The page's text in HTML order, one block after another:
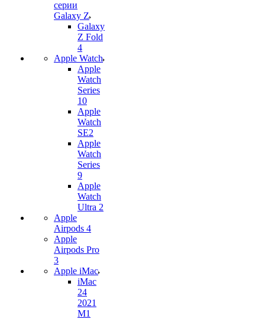
серии
Galaxy Z
Galaxy
Z Fold
4
Apple Watch
Apple
Watch
Series
10
Apple
Watch
SE2
Apple
Watch
Series
9
Apple
Watch
Ultra 2
Apple
Airpods 4
Apple
Airpods Pro
3
Apple iMac
iMac
24
2021
M1